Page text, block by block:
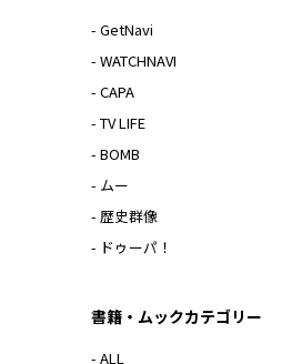
- GetNavi
- WATCHNAVI
- CAPA
- TV LIFE
- BOMB
- ムー
- 歴史群像
- ドゥーパ！
書籍・ムックカテゴリー
- ALL